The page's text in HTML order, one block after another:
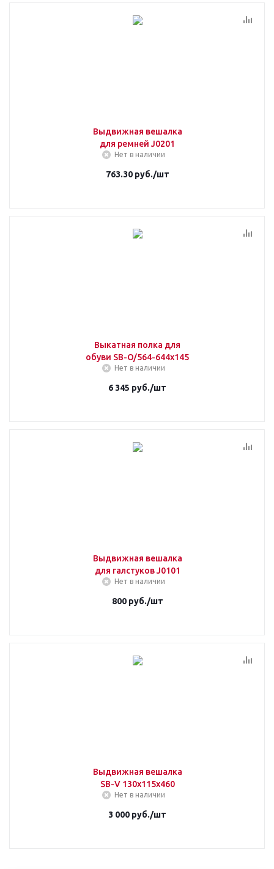
Выдвижная вешалка
для ремней J0201
Нет в наличии
763.30руб./шт
Выкатная полка для
обуви SB-O/564-644x145
Нет в наличии
6 345 руб./шт
Выдвижная вешалка
для галстуков J0101
Нет в наличии
800руб./шт
Выдвижная вешалка
SB-V 130х115х460
Нет в наличии
3 000 руб./шт